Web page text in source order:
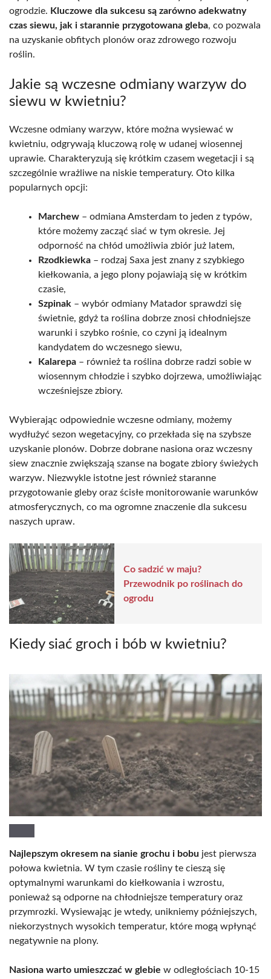
ogrodzie. Kluczowe dla sukcesu są zarówno adekwatny
czas siewu, jak i starannie przygotowana gleba, co pozwala
na uzyskanie obfitych plonów oraz zdrowego rozwoju
roślin.
Jakie są wczesne odmiany warzyw do
siewu w kwietniu?
Wczesne odmiany warzyw, które można wysiewać w
kwietniu, odgrywają kluczową rolę w udanej wiosennej
uprawie. Charakteryzują się krótkim czasem wegetacji i są
szczególnie wrażliwe na niskie temperatury. Oto kilka
popularnych opcji:
Marchew – odmiana Amsterdam to jeden z typów,
które możemy zacząć siać w tym okresie. Jej
odporność na chłód umożliwia zbiór już latem,
Rzodkiewka – rodzaj Saxa jest znany z szybkiego
kiełkowania, a jego plony pojawiają się w krótkim
czasie,
Szpinak – wybór odmiany Matador sprawdzi się
świetnie, gdyż ta roślina dobrze znosi chłodniejsze
warunki i szybko rośnie, co czyni ją idealnym
kandydatem do wczesnego siewu,
Kalarepa – również ta roślina dobrze radzi sobie w
wiosennym chłodzie i szybko dojrzewa, umożliwiając
wcześniejsze zbiory.
Wybierając odpowiednie wczesne odmiany, możemy
wydłużyć sezon wegetacyjny, co przekłada się na szybsze
uzyskanie plonów. Dobrze dobrane nasiona oraz wczesny
siew znacznie zwiększają szanse na bogate zbiory świeżych
warzyw. Niezwykle istotne jest również staranne
przygotowanie gleby oraz ścisłe monitorowanie warunków
atmosferycznych, co ma ogromne znaczenie dla sukcesu
naszych upraw.
Co sadzić w maju?
Przewodnik po roślinach do
ogrodu
Kiedy siać groch i bób w kwietniu?
Najlepszym okresem na sianie grochu i bobu jest pierwsza
połowa kwietnia. W tym czasie rośliny te cieszą się
optymalnymi warunkami do kiełkowania i wzrostu,
ponieważ są odporne na chłodniejsze temperatury oraz
przymrozki. Wysiewając je wtedy, unikniemy późniejszych,
niekorzystnych wysokich temperatur, które mogą wpłynąć
negatywnie na plony.
Nasiona warto umieszczać w glebie w odległościach 10-15